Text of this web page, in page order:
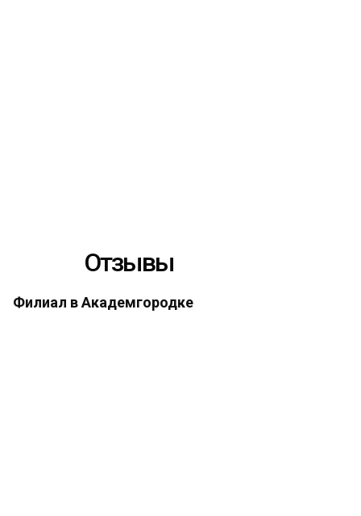
Отзывы
Филиал в Академгородке